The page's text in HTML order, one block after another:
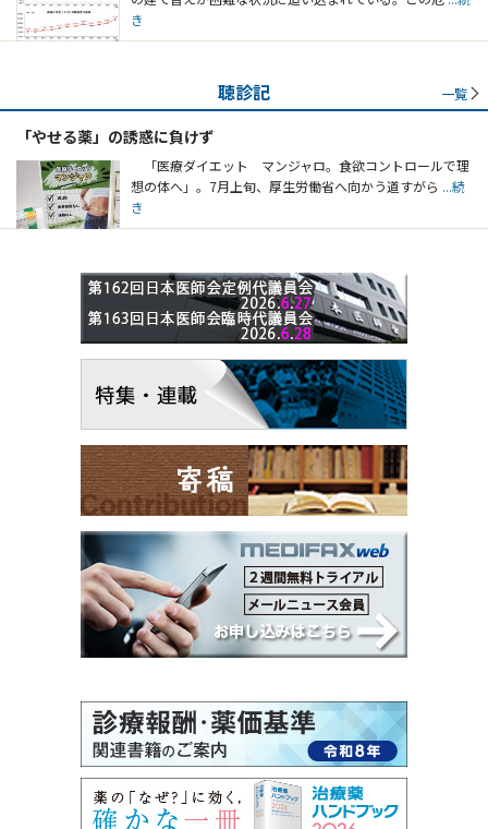
き
聴診記 一覧
「やせる薬」の誘惑に負けず
「医療ダイエット マンジャロ。食欲コントロールで理
想の体へ」。7月上旬、厚生労働省へ向かう道すがら ...続
き